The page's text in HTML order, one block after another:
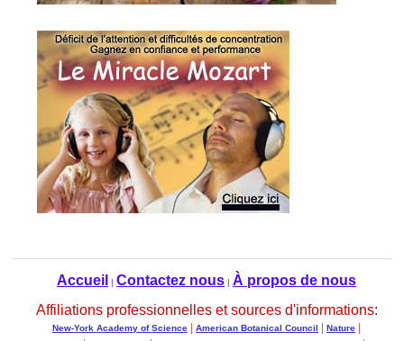
Accueil | Contactez nous | À propos de nous
Affiliations professionnelles et sources d'informations:
New-York Academy of Science American Botanical Council Nature